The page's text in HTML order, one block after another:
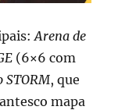
Arena de
(6×6 com
STORM, que
mapa